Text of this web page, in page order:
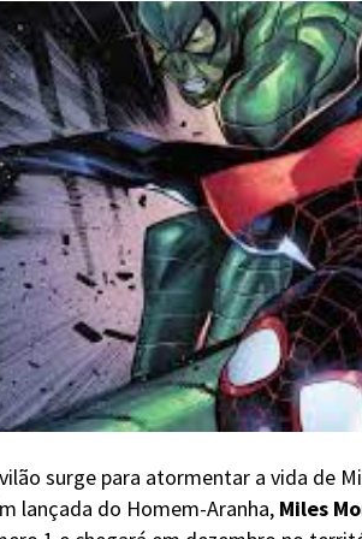
surge para atormentar a vida de
lançada do Homem-Aranha, Miles